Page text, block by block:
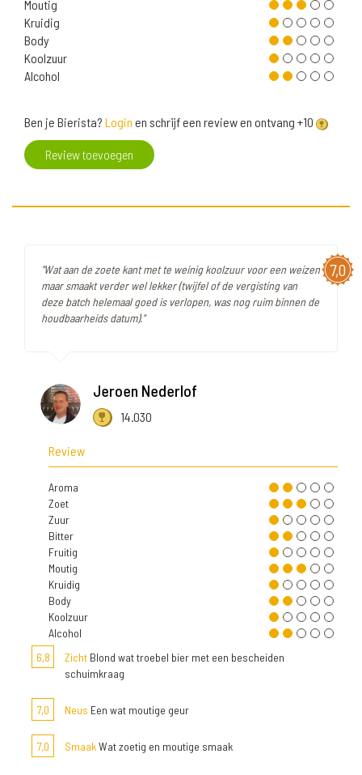
Moutig
Kruidig
Body
Koolzuur
Alcohol
Ben je Bierista? Login en schrijf een review en ontvang +10
Review toevoegen
7,0
"Wat aan de zoete kant met te weinig koolzuur voor een weizen
maar smaakt verder wel lekker (twijfel of de vergisting van
deze batch helemaal goed is verlopen, was nog ruim binnen de
houdbaarheids datum)."
Jeroen Nederlof
14.030
Review
Aroma
Zoet
Zuur
Bitter
Fruitig
Moutig
Kruidig
Body
Koolzuur
Alcohol
6,8
Zicht Blond wat troebel bier met een bescheiden
schuimkraag
7,0 Neus Een wat moutige geur
7,0 SmaakWat zoetig en moutige smaak